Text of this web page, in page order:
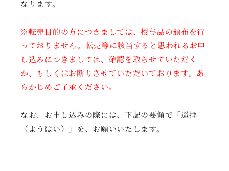
なります。
※転売目的の方につきましては、授与品の頒布を行
っておりません。転売等に該当すると思われるお申
し込みにつきましては、確認を取らせていただく
か、もしくはお断りさせていただいております。あ
らかじめご了承ください。
なお、お申し込みの際には、下記の要領で「遥拝
（ようはい）」を、お願いいたします。